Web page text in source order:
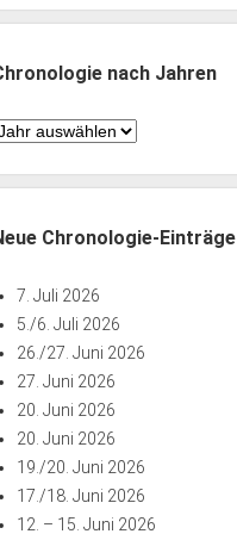
nach Jahren
Chronologie-Einträge
7. Juli 2026
5./6. Juli 2026
26./27. Juni 2026
27. Juni 2026
20. Juni 2026
20. Juni 2026
19./20. Juni 2026
17./18. Juni 2026
12. – 15. Juni 2026